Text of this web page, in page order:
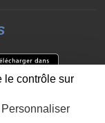
CONNEXION
le contrôle sur
Personnaliser